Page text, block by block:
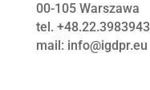
00-105 Warszawa
tel. +48.22.3983943
mail: info@igdpr.eu